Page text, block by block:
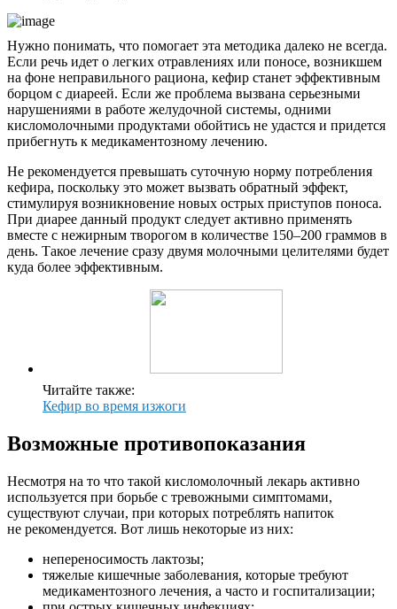
Нужно понимать, что помогает эта методика далеко не всегда.
Если речь идет о легких отравлениях или поносе, возникшем
на фоне неправильного рациона, кефир станет эффективным
борцом с диареей. Если же проблема вызвана серьезными
нарушениями в работе желудочной системы, одними
кисломолочными продуктами обойтись не удастся и придется
прибегнуть к медикаментозному лечению.
Не рекомендуется превышать суточную норму потребления
кефира, поскольку это может вызвать обратный эффект,
стимулируя возникновение новых острых приступов поноса.
При диарее данный продукт следует активно применять
вместе с нежирным творогом в количестве 150–200 граммов в
день. Такое лечение сразу двумя молочными целителями будет
куда более эффективным.
Читайте также:
Кефир во время изжоги
Возможные противопоказания
Несмотря на то что такой кисломолочный лекарь активно
используется при борьбе с тревожными симптомами,
существуют случаи, при которых потреблять напиток
не рекомендуется. Вот лишь некоторые из них:
непереносимость лактозы;
тяжелые кишечные заболевания, которые требуют
медикаментозного лечения, а часто и госпитализации;